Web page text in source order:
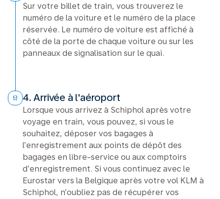
Sur votre billet de train, vous trouverez le
numéro de la voiture et le numéro de la place
réservée. Le numéro de voiture est affiché à
côté de la porte de chaque voiture ou sur les
panneaux de signalisation sur le quai.
4. Arrivée à l'aéroport
Lorsque vous arrivez à Schiphol après votre
voyage en train, vous pouvez, si vous le
souhaitez, déposer vos bagages à
l’enregistrement aux points de dépôt des
bagages en libre-service ou aux comptoirs
d’enregistrement. Si vous continuez avec le
Eurostar vers la Belgique après votre vol KLM à
Schiphol, n’oubliez pas de récupérer vos